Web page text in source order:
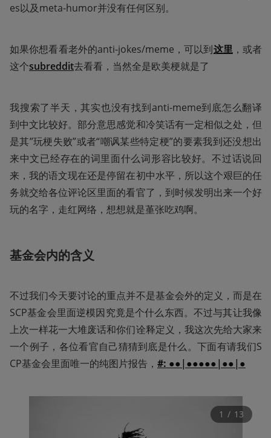
es以及meta-humor并没有任何区别。
如果你想看看老外的anti-jokes/meme，可以到这里，或者
这个subreddit去看看，当然全是欧美梗就是了
我搜索了半天，其实也没有找到anti-meme到底怎么翻译
到中文比较好。部分意思感觉和冷笑话有一定相似之处，但
是其”玩梗失败”或者“嘲讽某些特定梗”的要素我到还没想出
来中文已经存在的词里面什么词形容比较好。不过话说回
来，我的语文现在还是停留在初中水平，所以这个艰巨的任
务就交给各位评论区里面的看官了，到时候发明出来一个好
玩的名字，走红网络，想想就是堇张吃鸡啊。
基金会内的含义
不过我们今天要讨论的重点并不是基金会外的定义，而是在
SCP基金会里面逆模因究竟是个什么东西。不过与其让我像
上次一样花一大堆废话和你们诠释定义，我这次先给大家来
一个例子，各位看官自己猜猜到底是什么。下面有请我们S
CP基金会里面唯一的纯图片报告， #: ●●|●●●●●|●●|●
1 / 13